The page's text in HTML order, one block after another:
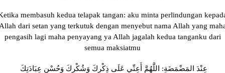
membasuh kedua telapak tangan: aku minta perlindungan
dari setan yang terkutuk dengan menyebut nama Allah yang
pengasih lagi maha penyayang ya Allah jagalah kedua tanganku dari
semua maksiatmu
عِنْدَ المَضْمَضَةِ: اللَّهُمَّ أَعِنِّي عَلَى ذِكْرِكَ وَشُكْرِكَ وَحُسْنِ عِبَادَتِكَ